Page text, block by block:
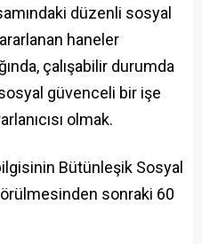
düzenli sosyal
haneler
çalışabilir durumda
güvenceli bir işe
olmak.
Bütünleşik Sosyal
sonraki 60